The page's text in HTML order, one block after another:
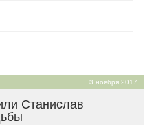
3 ноября 2017
Станислав